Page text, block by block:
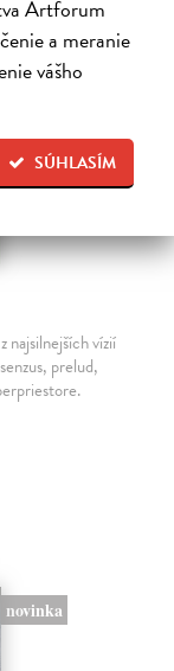
Artforum
a meranie
vášho
SÚHLASÍM
najsilnejších vízií
prelud,
novinka